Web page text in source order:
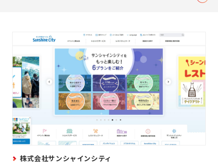
株式会社サンシャインシティ